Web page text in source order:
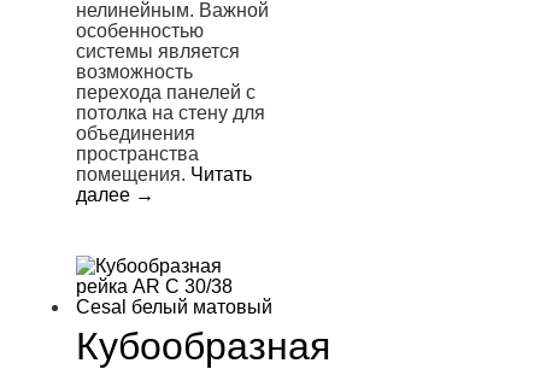
нелинейным. Важной
особенностью
системы является
возможность
перехода панелей с
потолка на стену для
объединения
пространства
помещения. Читать
далее →
Кубообразная